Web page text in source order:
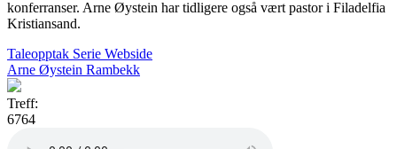
konferranser. Arne Øystein har tidligere også vært pastor i Filadelfia
Kristiansand.
Taleopptak Serie Webside
Arne Øystein Rambekk
Treff:
6764